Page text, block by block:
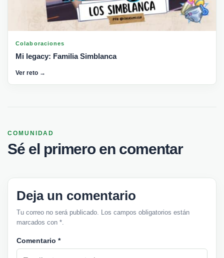
Colaboraciones
Mi legacy: Familia Simblanca
Ver reto →
COMUNIDAD
Sé el primero en comentar
Deja un comentario
Tu correo no será publicado. Los campos obligatorios están
marcados con *.
Comentario *